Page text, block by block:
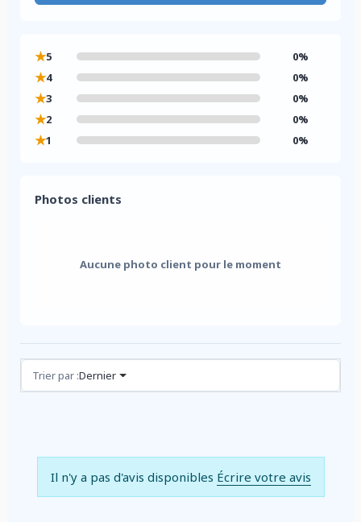
★5 0%
★4 0%
★3 0%
★2 0%
★1 0%
Photos clients
Aucune photo client pour le moment
Avis (0)
Trier par :Dernier
Il n'y a pas d'avis disponibles Écrire votre avis